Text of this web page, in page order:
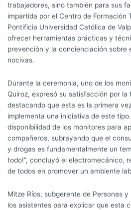
trabajadores, sino también para sus
impartida por el Centro de Formación
Pontificia Universidad Católica de
ofrecer herramientas prácticas y
prevención y la concienciación sobre
nocivas.
Durante la ceremonia, uno de los
Quiroz, expresó su satisfacción por la
destacando que esta es la primera
implementa una iniciativa de este
disponibilidad de los monitores para
compañeros, subrayando que el
y drogas es fundamentalmente un
todo!”, concluyó el electromecánico,
de todos en promover un ambiente
Mitze Ríos, subgerente de Personas
los asistentes para explicar que esta